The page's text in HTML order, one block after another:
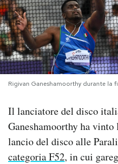
NEWSLETTER
I MIEI PREFERITI
SHOP
CALENDARIO
Rigivan Ganeshamoorthy durante la
Il lanciatore del disco
Ganeshamoorthy ha vinto
lancio del disco alle
categoria F52, in cui